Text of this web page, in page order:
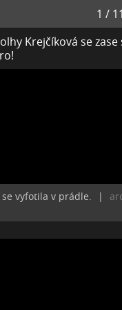
1 /
Krejčíková se zase
vyfotila v prádle. |